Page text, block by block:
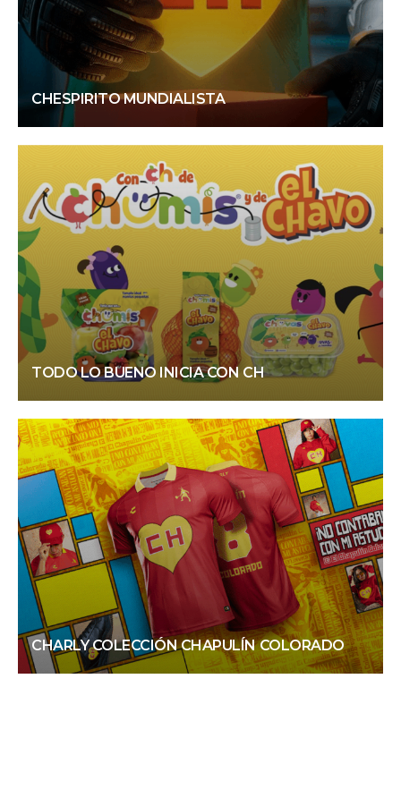
CHESPIRITO MUNDIALISTA
TODO LO BUENO INICIA CON CH
CHARLY COLECCIÓN CHAPULÍN COLORADO